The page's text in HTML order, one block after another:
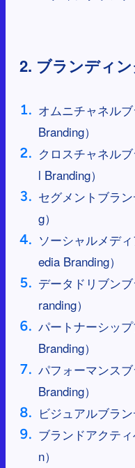
2. ブランディ
オムニチャネル
Branding）
クロスチャネル
l Branding）
セグメントブラ
g）
ソーシャルメデ
edia Branding）
データドリブン
randing）
パートナーシッ
Branding）
パフォーマンス
Branding）
ビジュアルブラ
ブランドアクテ
n）